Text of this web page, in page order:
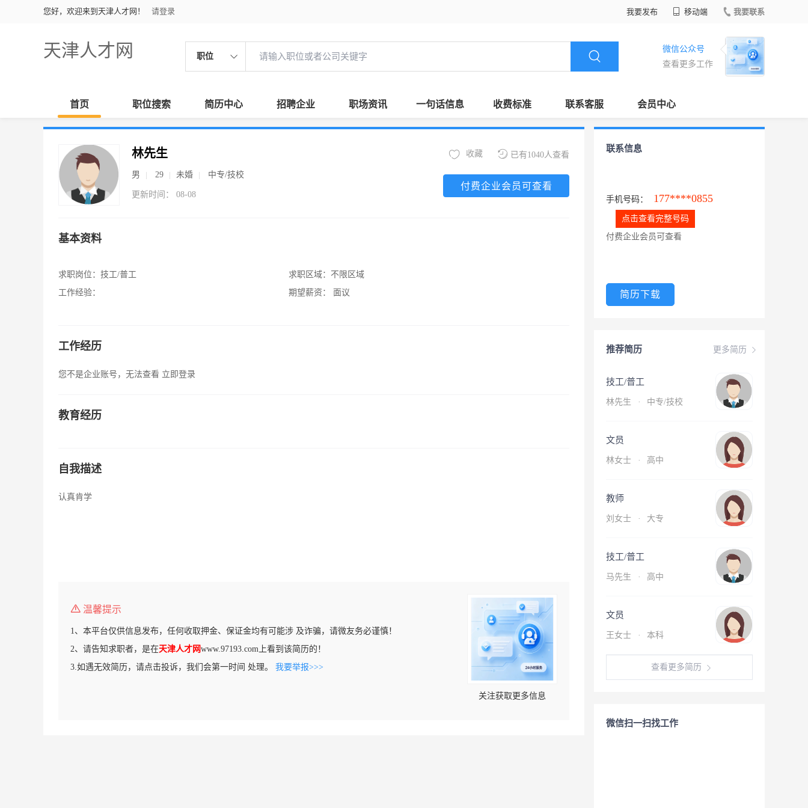
您好，欢迎来到天津人才网！ 请登录 我要发布 移动端 我要联系
天津人才网 职位
微信公众号
查看更多工作
首页 职位搜索 简历中心 招聘企业 职场资讯 一句话信息 收费标准 联系客服 会员中心
林先生
男 29 未婚 中专/技校
更新时间： 08-08
已有1040人查看
收藏
付费企业会员可查看
基本资料
求职岗位： 技工/普工
工作经验：
求职区域： 不限区域
期望薪资：
面议
工作经历
您不是企业账号，无法查看 立即登录
教育经历
自我描述
认真肯学
温馨提示
1、本平台仅供信息发布，任何收取押金、保证金均有可能涉 及诈骗，请微友务必谨慎！
2、请告知求职者，是在天津人才网www.97193.com上看到该简历的！
3.如遇无效简历，请点击投诉，我们会第一时间 处理。 我要举报>>>
关注获取更多信息
联系信息
手机号码： 177****0855
点击查看完整号码
付费企业会员可查看
简历下载
更多简历
推荐简历
技工/普工
林先生 · 中专/技校
文员
林女士 · 高中
教师
刘女士 · 大专
技工/普工
马先生 · 高中
文员
王女士 · 本科
查看更多简历
微信扫一扫找工作